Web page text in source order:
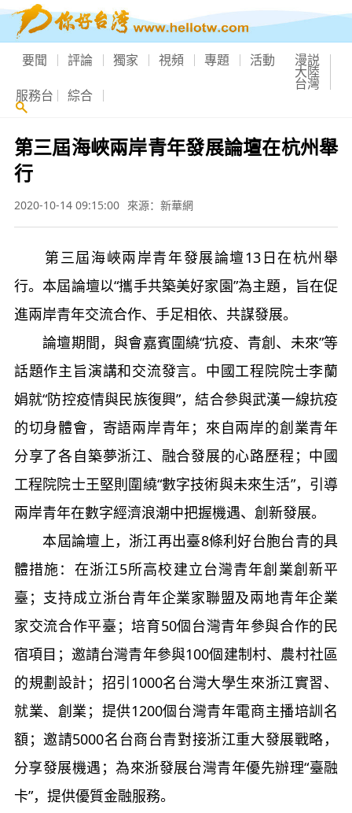
要聞 評論 獨家 視頻 專題 活動 漫説
大陸
台灣
服務台 綜合
第三屆海峽兩岸青年發展論壇在杭州舉
行
2020-10-14 09:15:00 來源：新華網
第三屆海峽兩岸青年發展論壇13日在杭州舉
行。本屆論壇以“攜手共築美好家園”為主題，旨在促
進兩岸青年交流合作、手足相依、共謀發展。
論壇期間，與會嘉賓圍繞“抗疫、青創、未來”等
話題作主旨演講和交流發言。中國工程院院士李蘭
娟就“防控疫情與民族復興”，結合參與武漢一線抗疫
的切身體會，寄語兩岸青年；來自兩岸的創業青年
分享了各自築夢浙江、融合發展的心路歷程；中國
工程院院士王堅則圍繞“數字技術與未來生活”，引導
兩岸青年在數字經濟浪潮中把握機遇、創新發展。
本屆論壇上，浙江再出臺8條利好台胞台青的具
體措施：在浙江5所高校建立台灣青年創業創新平
臺；支持成立浙台青年企業家聯盟及兩地青年企業
家交流合作平臺；培育50個台灣青年參與合作的民
宿項目；邀請台灣青年參與100個建制村、農村社區
的規劃設計；招引1000名台灣大學生來浙江實習、
就業、創業；提供1200個台灣青年電商主播培訓名
額；邀請5000名台商台青對接浙江重大發展戰略，
分享發展機遇；為來浙發展台灣青年優先辦理“臺融
卡”，提供優質金融服務。